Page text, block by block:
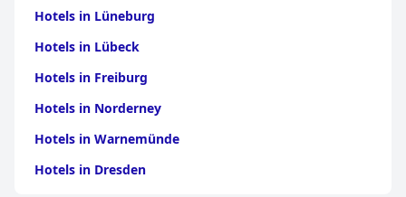
Hotels in Lüneburg
Hotels in Lübeck
Hotels in Freiburg
Hotels in Norderney
Hotels in Warnemünde
Hotels in Dresden